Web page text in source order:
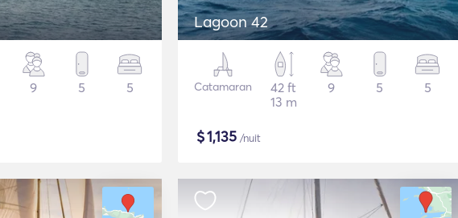
9 5 5
Lagoon 42
Catamaran
42 ft
13 m
9 5 5
$1,135 /nuit